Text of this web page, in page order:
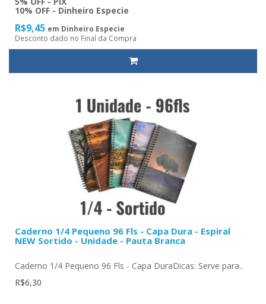
10% OFF - Dinheiro Especie
R$9,45 em Dinheiro Especie
Desconto dado no Final da Compra
Caderno 1/4 Pequeno 96 Fls - Capa Dura - Espiral
NEW Sortido - Unidade - Pauta Branca
Caderno 1/4 Pequeno 96 Fls - Capa DuraDicas: Serve para..
R$6,30